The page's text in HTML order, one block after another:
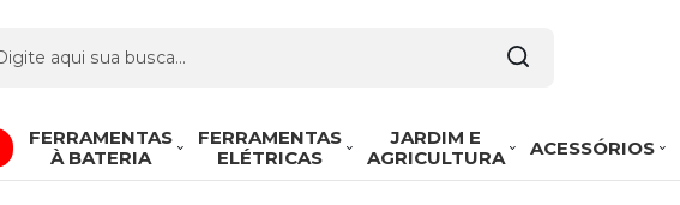
FERRAMENTAS
À BATERIA
FERRAMENTAS
ELÉTRICAS
JARDIM E
AGRICULTURA
ACESSÓRIOS